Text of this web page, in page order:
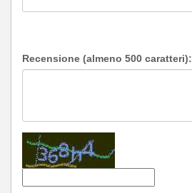
Recensione (almeno 500 caratteri):